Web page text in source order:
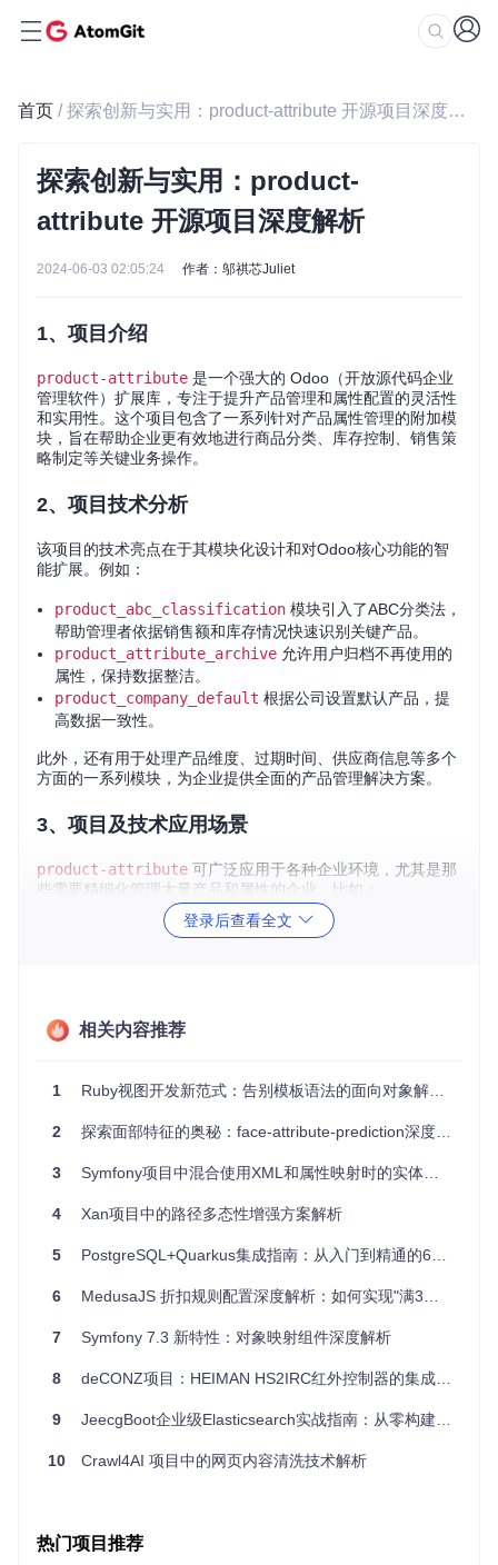
首页 / 探索创新与实用：product-attribute 开源项目深度解析
探索创新与实用：product-
attribute 开源项目深度解析
2024-06-03 02:05:24 作者：邬祺芯Juliet
1、项目介绍
product-attribute 是一个强大的 Odoo（开放源代码企业
管理软件）扩展库，专注于提升产品管理和属性配置的灵活性
和实用性。这个项目包含了一系列针对产品属性管理的附加模
块，旨在帮助企业更有效地进行商品分类、库存控制、销售策
略制定等关键业务操作。
2、项目技术分析
该项目的技术亮点在于其模块化设计和对Odoo核心功能的智
能扩展。例如：
product_abc_classification 模块引入了ABC分类法，
帮助管理者依据销售额和库存情况快速识别关键产品。
product_attribute_archive 允许用户归档不再使用的
属性，保持数据整洁。
product_company_default 根据公司设置默认产品，提
高数据一致性。
此外，还有用于处理产品维度、过期时间、供应商信息等多个
方面的一系列模块，为企业提供全面的产品管理解决方案。
3、项目及技术应用场景
product-attribute 可广泛应用于各种企业环境，尤其是那
些需要精细化管理大量产品和属性的企业。比如：
：通过ABC分类优化库存，根据产品特性定制销售策
物流行业
：利用包装尺寸和重量信息优化运输规划。
进行选择和组合。
少手动工作量。
性和历史记录。
：如产品与HR部门关联，增强跨部门的信息同
总的来说，product-attribute是一款面向现代商业环境的
高效的产品管理和业务流程优化。如果你正在寻找一个能够提
成为你的得力助手。
登录后查看全文
相关内容推荐
1 Ruby视图开发新范式：告别模板语法的面向对象解决方案
2 探索面部特征的奥秘：face-attribute-prediction深度学习项目推荐
3 Symfony项目中混合使用XML和属性映射时的实体加载问题解析
4 Xan项目中的路径多态性增强方案解析
5 PostgreSQL+Quarkus集成指南：从入门到精通的6个关键步骤
6 MedusaJS 折扣规则配置深度解析：如何实现"满3件享9折"促销
7 Symfony 7.3 新特性：对象映射组件深度解析
8 deCONZ项目：HEIMAN HS2IRC红外控制器的集成与开发
9 JeecgBoot企业级Elasticsearch实战指南：从零构建高性能全文检索系统
10 Crawl4AI 项目中的网页内容清洗技术解析
热门项目推荐